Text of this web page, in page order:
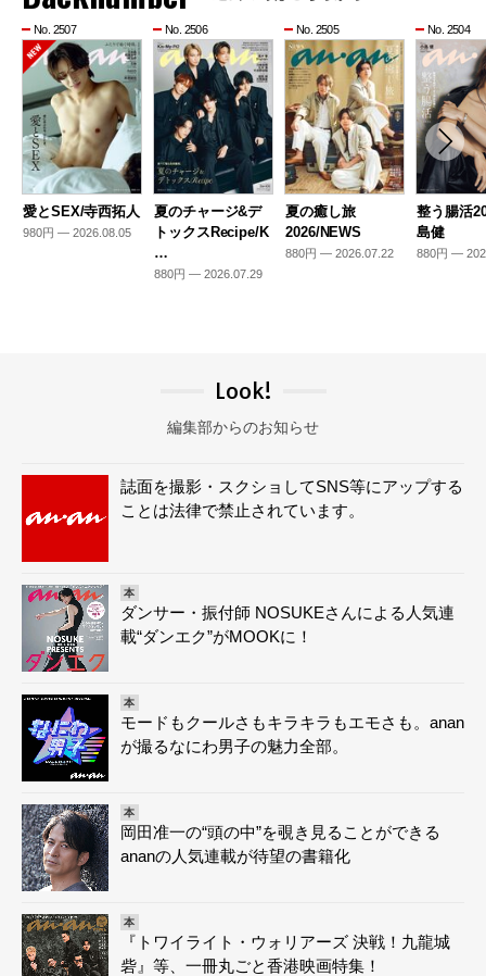
No. 2507
愛とSEX/寺西拓人
980円 — 2026.08.05
No. 2506
夏のチャージ&デ
トックスRecipe/K
…
880円 — 2026.07.29
No. 2505
夏の癒し旅
2026/NEWS
880円 — 2026.07.22
No. 2504
整う腸活
島健
880円 —
Look!
編集部からのお知らせ
誌面を撮影・スクショしてSNS等にアップする
ことは法律で禁止されています。
本
ダンサー・振付師 NOSUKEさんによる人気連
載“ダンエク”がMOOKに！
本
モードもクールさもキラキラもエモさも。anan
が撮るなにわ男子の魅力全部。
本
岡田准一の“頭の中”を覗き見ることができる
ananの人気連載が待望の書籍化
本
『トワイライト・ウォリアーズ 決戦！九龍城
砦』等、一冊丸ごと香港映画特集！